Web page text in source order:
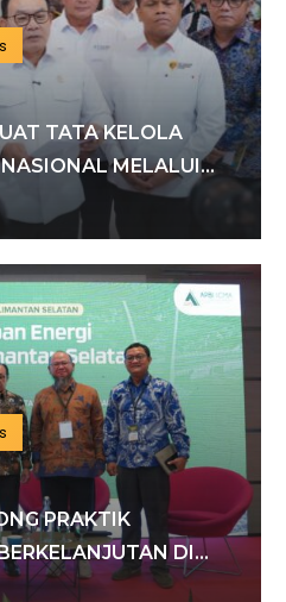
TATA KELOLA
MELALUI
DAN DANANTARA
PRAKTIK
DI